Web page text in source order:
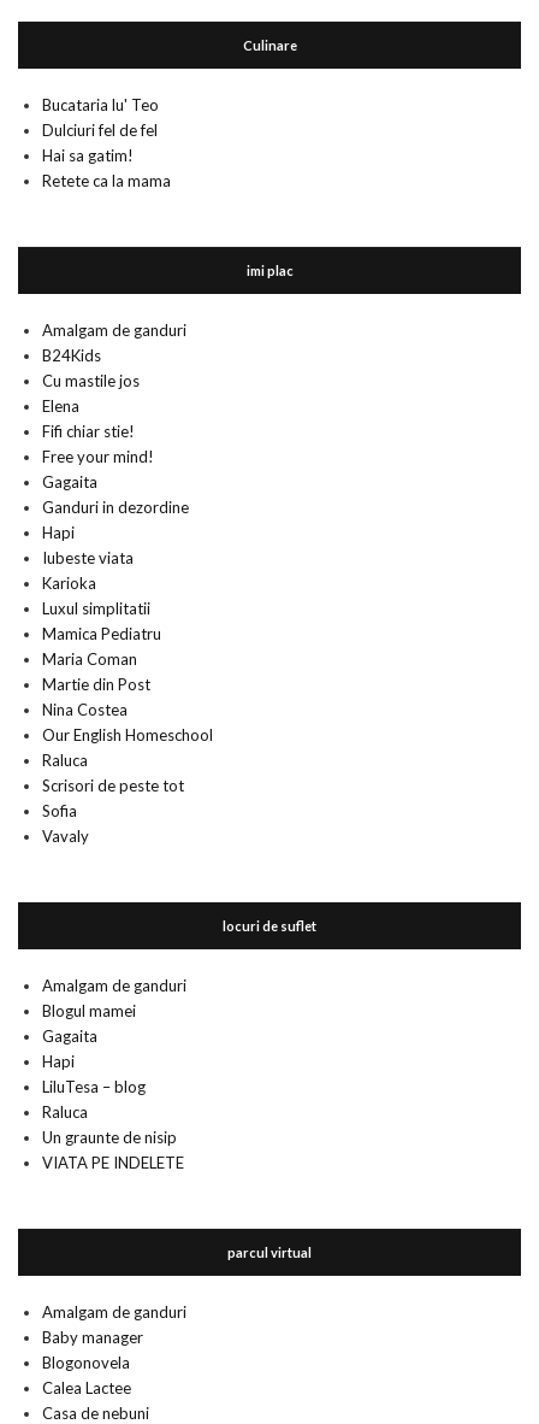
Culinare
Bucataria lu' Teo
Dulciuri fel de fel
Hai sa gatim!
Retete ca la mama
imi plac
Amalgam de ganduri
B24Kids
Cu mastile jos
Elena
Fifi chiar stie!
Free your mind!
Gagaita
Ganduri in dezordine
Hapi
Iubeste viata
Karioka
Luxul simplitatii
Mamica Pediatru
Maria Coman
Martie din Post
Nina Costea
Our English Homeschool
Raluca
Scrisori de peste tot
Sofia
Vavaly
locuri de suflet
Amalgam de ganduri
Blogul mamei
Gagaita
Hapi
LiluTesa – blog
Raluca
Un graunte de nisip
VIATA PE INDELETE
parcul virtual
Amalgam de ganduri
Baby manager
Blogonovela
Calea Lactee
Casa de nebuni